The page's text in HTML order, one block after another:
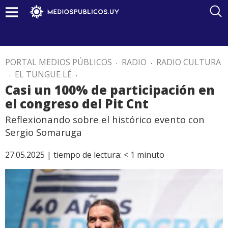
PORTAL MEDIOS PÚBLICOS . RADIO . RADIO CULTURA
. EL TUNGUE LÉ .
Casi un 100% de participación en
el congreso del Pit Cnt
Reflexionando sobre el histórico evento con
Sergio Somaruga
27.05.2025 | tiempo de lectura: < 1 minuto